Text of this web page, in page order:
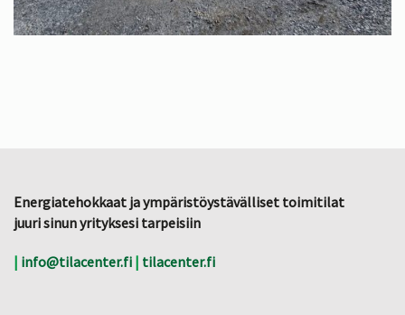
Energiatehokkaat ja ympäristöystävälliset toimitilat
juuri sinun yrityksesi tarpeisiin
| info@tilacenter.fi | tilacenter.fi